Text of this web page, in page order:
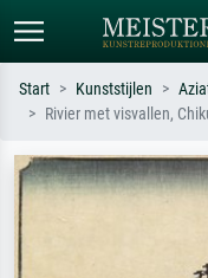
Zoek op kunstenaar, titel of
Monet, Sterrennacht,
Start Kunststijlen
Rivier met visvallen,